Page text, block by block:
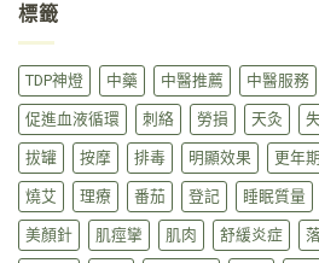
標籤
TDP神燈 中藥 中醫推薦 中醫服務
促進血液循環 刺絡 勞損 天灸
拔罐 按摩 排毒 明顯效果 更年期
燒艾 理療 番茄 登記 睡眠質量
美顏針 肌痙攣 肌肉 舒緩炎症